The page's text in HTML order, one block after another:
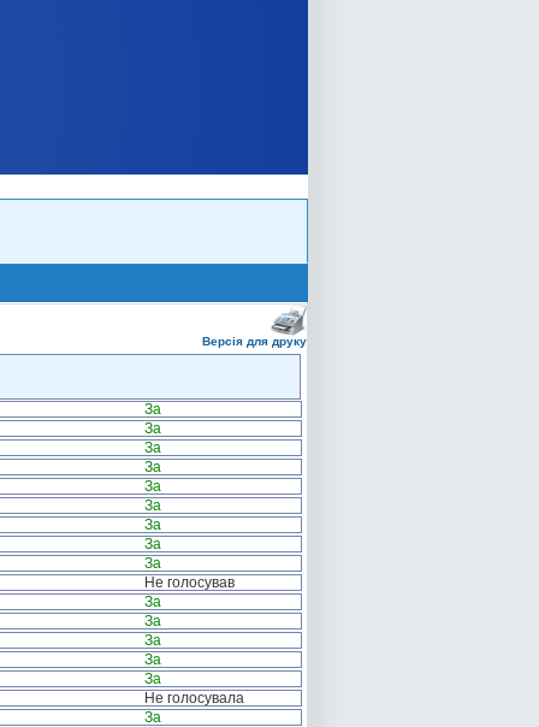
Версія для друку
За
За
За
За
За
За
За
За
За
Не голосував
За
За
За
За
За
Не голосувала
За